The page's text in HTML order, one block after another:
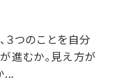
３つのことを自分
進むか。見え方が
...